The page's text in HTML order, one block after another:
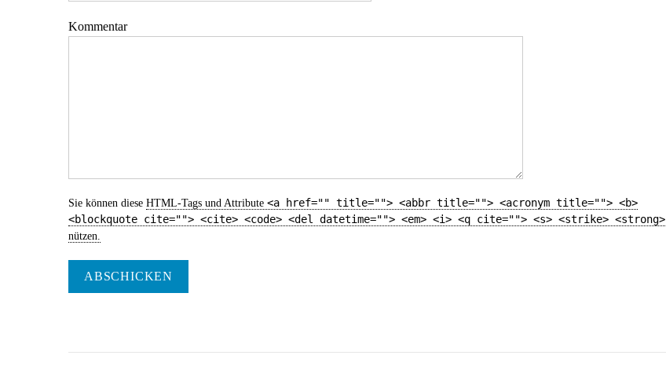
Kommentar
Sie können diese HTML-Tags und Attribute <a href="" title=""> <abbr title=""> <acronym title=""> <b>
<blockquote cite=""> <cite> <code> <del datetime=""> <em> <i> <q cite=""> <s> <strike> <strong>
nützen.
ABSCHICKEN